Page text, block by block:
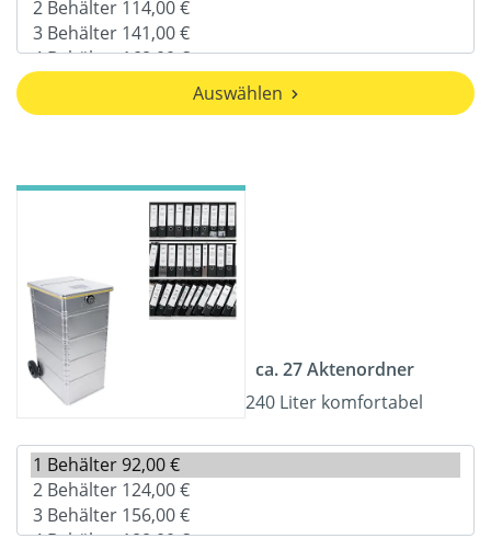
Auswählen
ca. 27 Aktenordner
240 Liter komfortabel